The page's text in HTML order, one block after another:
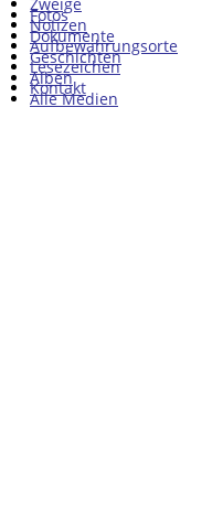
Fotos
Dokumente
Geschichten
Alben
Alle Medien
Notizen
Aufbewahrungsorte
Lesezeichen
Kontakt